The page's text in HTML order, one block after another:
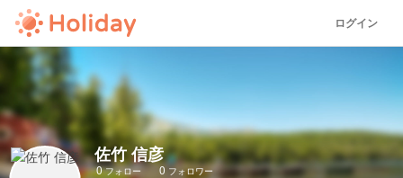
ログイン
佐竹 信彦
0フォロー 0 フォロワー